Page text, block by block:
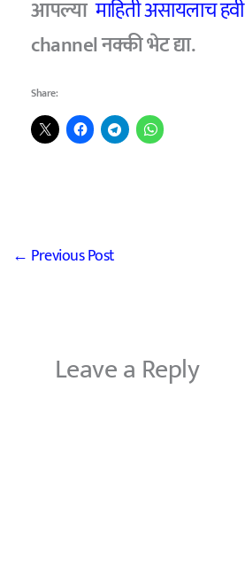
आपल्यामाहिती असायलाच हवी
channel नक्की भेट द्या.
Share:
← Previous Post
Leave a Reply